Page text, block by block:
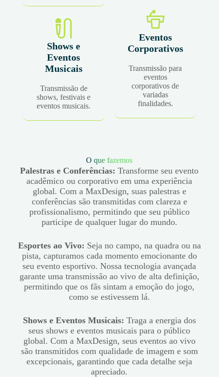
O que fazemos
Palestras e Conferências: Transforme seu evento
acadêmico ou corporativo em uma experiência
global. Com a MaxDesign, suas palestras e
conferências são transmitidas com clareza e
profissionalismo, permitindo que seu público
participe de qualquer lugar do mundo.
Esportes ao Vivo: Seja no campo, na quadra ou na
pista, capturamos cada momento emocionante do
seu evento esportivo. Nossa tecnologia avançada
garante uma transmissão ao vivo de alta definição,
permitindo que os fãs sintam a emoção do jogo,
como se estivessem lá.
Shows e Eventos Musicais: Traga a energia dos
seus shows e eventos musicais para o público
global. Com a MaxDesign, seus eventos ao vivo
são transmitidos com qualidade de imagem e som
excepcionais, garantindo que cada detalhe seja
apreciado.
Shows e
Eventos
Musicais
Transmissão de
shows, festivais e
eventos musicais.
Eventos
Corporativos
Transmissão para
eventos
corporativos de
variadas
finalidades.